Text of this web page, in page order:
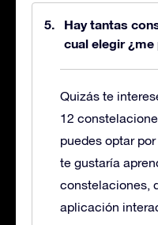
Hay tantas
cual elegir ¿me
Quizás te
12
puedes optar
te gustaría
constelaciones,
aplicación